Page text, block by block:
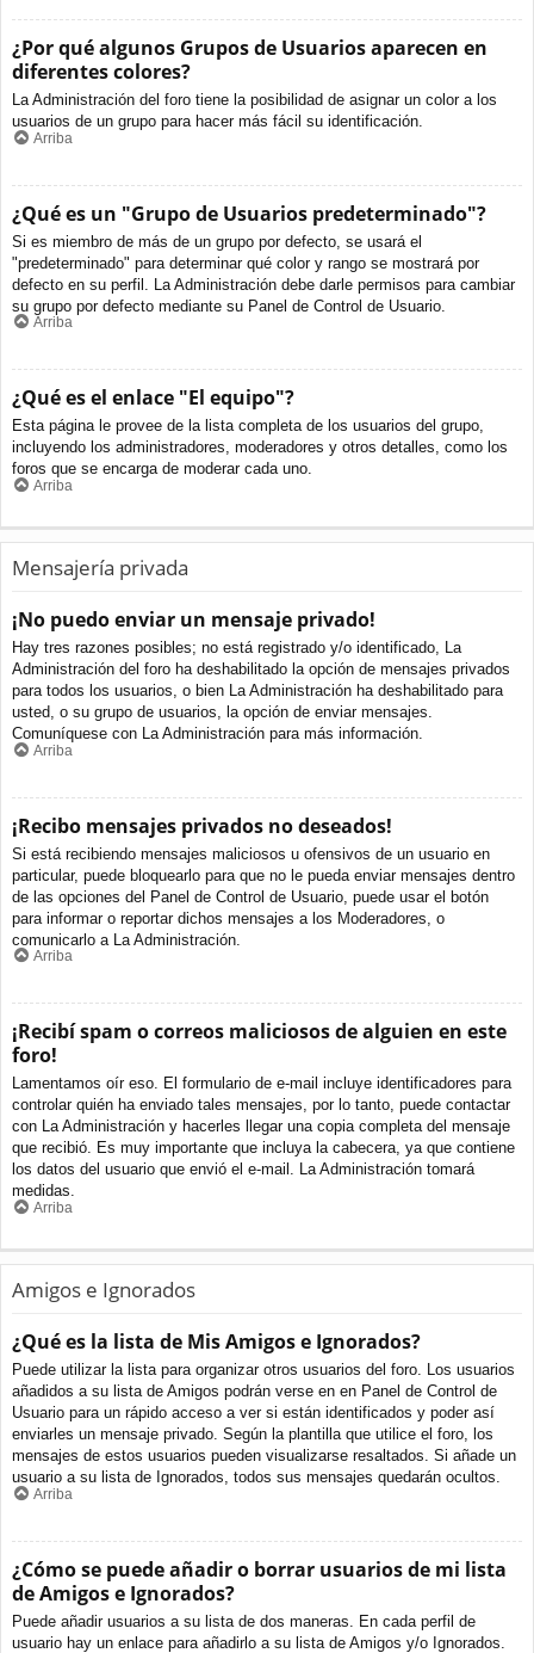
¿Por qué algunos Grupos de Usuarios aparecen en
diferentes colores?
La Administración del foro tiene la posibilidad de asignar un color a los
usuarios de un grupo para hacer más fácil su identificación.
Arriba
¿Qué es un "Grupo de Usuarios predeterminado"?
Si es miembro de más de un grupo por defecto, se usará el
"predeterminado" para determinar qué color y rango se mostrará por
defecto en su perfil. La Administración debe darle permisos para cambiar
su grupo por defecto mediante su Panel de Control de Usuario.
Arriba
¿Qué es el enlace "El equipo"?
Esta página le provee de la lista completa de los usuarios del grupo,
incluyendo los administradores, moderadores y otros detalles, como los
foros que se encarga de moderar cada uno.
Arriba
Mensajería privada
¡No puedo enviar un mensaje privado!
Hay tres razones posibles; no está registrado y/o identificado, La
Administración del foro ha deshabilitado la opción de mensajes privados
para todos los usuarios, o bien La Administración ha deshabilitado para
usted, o su grupo de usuarios, la opción de enviar mensajes.
Comuníquese con La Administración para más información.
Arriba
¡Recibo mensajes privados no deseados!
Si está recibiendo mensajes maliciosos u ofensivos de un usuario en
particular, puede bloquearlo para que no le pueda enviar mensajes dentro
de las opciones del Panel de Control de Usuario, puede usar el botón
para informar o reportar dichos mensajes a los Moderadores, o
comunicarlo a La Administración.
Arriba
¡Recibí spam o correos maliciosos de alguien en este
foro!
Lamentamos oír eso. El formulario de e-mail incluye identificadores para
controlar quién ha enviado tales mensajes, por lo tanto, puede contactar
con La Administración y hacerles llegar una copia completa del mensaje
que recibió. Es muy importante que incluya la cabecera, ya que contiene
los datos del usuario que envió el e-mail. La Administración tomará
medidas.
Arriba
Amigos e Ignorados
¿Qué es la lista de Mis Amigos e Ignorados?
Puede utilizar la lista para organizar otros usuarios del foro. Los usuarios
añadidos a su lista de Amigos podrán verse en en Panel de Control de
Usuario para un rápido acceso a ver si están identificados y poder así
enviarles un mensaje privado. Según la plantilla que utilice el foro, los
mensajes de estos usuarios pueden visualizarse resaltados. Si añade un
usuario a su lista de Ignorados, todos sus mensajes quedarán ocultos.
Arriba
¿Cómo se puede añadir o borrar usuarios de mi lista
de Amigos e Ignorados?
Puede añadir usuarios a su lista de dos maneras. En cada perfil de
usuario hay un enlace para añadirlo a su lista de Amigos y/o Ignorados.